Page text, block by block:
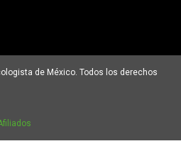
de México. Todos los derechos